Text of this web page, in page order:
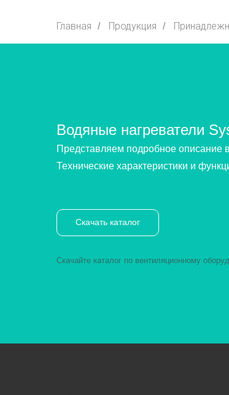
Главная / Продукция /
Водяные нагреватели
Представляем подробное описание
Технические характеристики и
Скачать каталог
Скачайте каталог по вентиляционному